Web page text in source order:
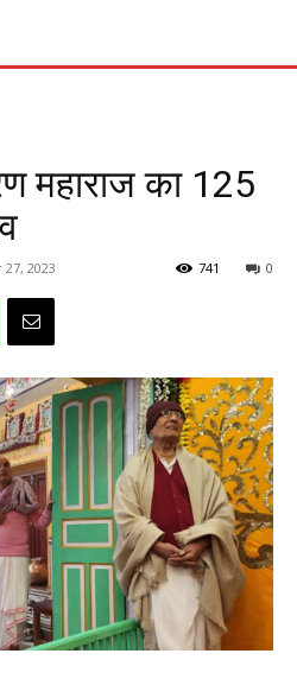
महाराज का 125
2023 0
741